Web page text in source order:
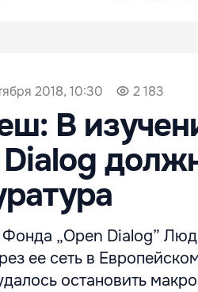
2018, 10:30 2 183
В
„Open Dialog”
ее сеть в
остановить